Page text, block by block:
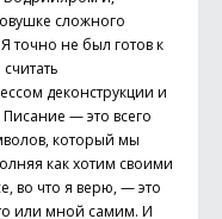
сложного
точно не был готов к
деконструкции и
— это всего
который мы
как хотим своими
во что я верю, — это
или мной самим. И